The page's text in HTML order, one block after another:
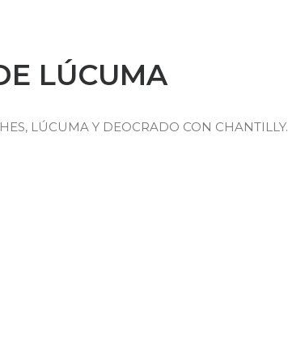
LÚCUMA
LÚCUMA Y DEOCRADO CON CHANTILLY.